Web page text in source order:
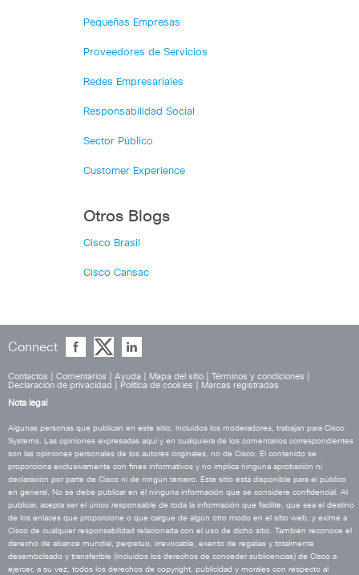
Pequeñas Empresas
Proveedores de Servicios
Redes Empresariales
Responsabilidad Social
Sector Público
Customer Experience
Otros Blogs
Cisco Brasil
Cisco Cansac
Connect
Contactos Comentarios Ayuda Mapa del sitio Términos y condiciones
Declaración de privacidad
Política de cookies
Marcas registradas
Nota legal
Algunas personas que publican en este sitio, incluidos los moderadores, trabajan para Cisco
Systems. Las opiniones expresadas aquí y en cualquiera de los comentarios correspondientes
son las opiniones personales de los autores originales, no de Cisco. El contenido se
proporciona exclusivamente con fines informativos y no implica ninguna aprobación ni
declaración por parte de Cisco ni de ningún tercero. Este sitio está disponible para el público
en general. No se debe publicar en él ninguna información que se considere confidencial. Al
publicar, acepta ser el único responsable de toda la información que facilite, que sea el destino
de los enlaces que proporcione o que cargue de algún otro modo en el sitio web, y exime a
Cisco de cualquier responsabilidad relacionada con el uso de dicho sitio. También reconoce el
derecho de alcance mundial, perpetuo, irrevocable, exento de regalías y totalmente
desembolsado y transferible (incluidos los derechos de conceder sublicencias) de Cisco a
ejercer, a su vez, todos los derechos de copyright, publicidad y morales con respecto al